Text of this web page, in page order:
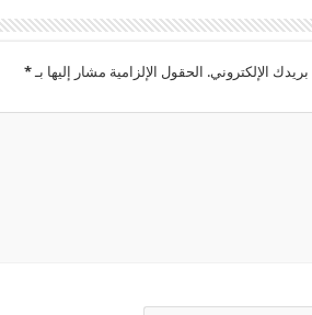
الإلكتروني. الحقول الإلزامية مشار إليها بـ*